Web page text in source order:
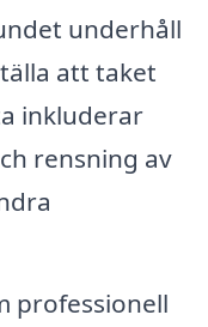
underhåll
att taket
inkluderar
rensning av
professionell